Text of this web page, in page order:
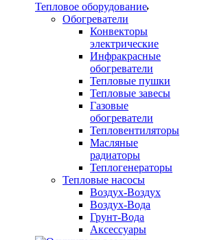
Тепловое оборудование
Обогреватели
Конвекторы
электрические
Инфракрасные
обогреватели
Тепловые пушки
Тепловые завесы
Газовые
обогреватели
Тепловентиляторы
Масляные
радиаторы
Теплогенераторы
Тепловые насосы
Воздух-Воздух
Воздух-Вода
Грунт-Вода
Аксессуары